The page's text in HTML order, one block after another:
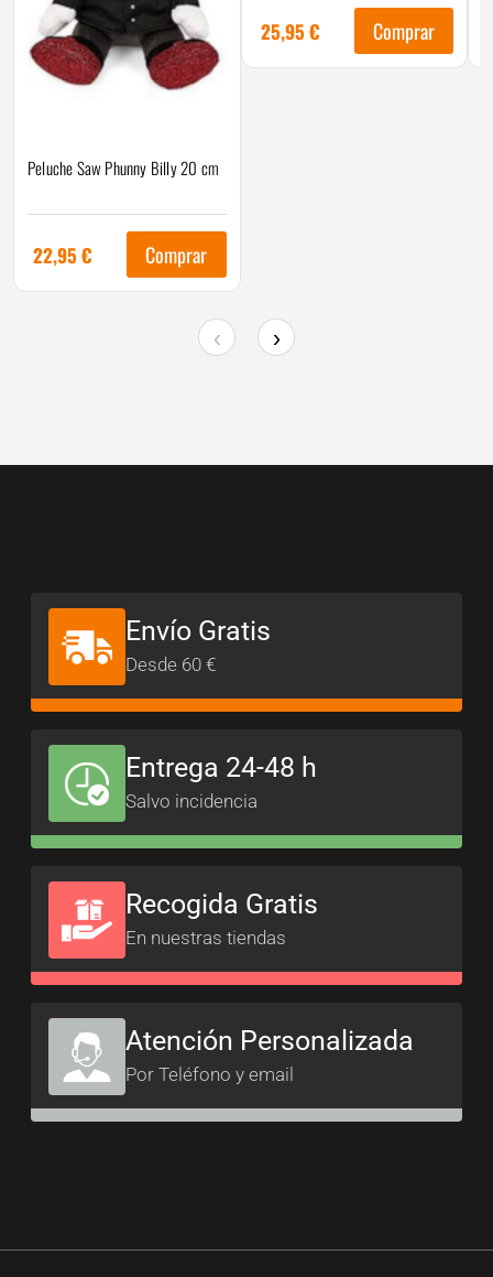
‹
Peluche Saw Phunny Billy 20 cm
22,95 € Comprar
25,95 € Comprar
›
Envío Gratis
Desde 60 €
Entrega 24-48 h
Salvo incidencia
Recogida Gratis
En nuestras tiendas
Atención Personalizada
Por Teléfono y email